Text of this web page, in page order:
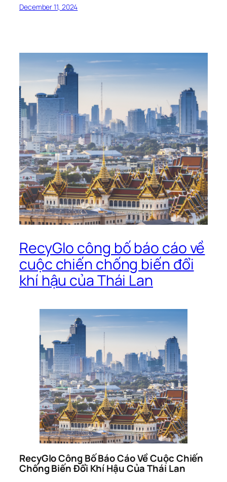
December 11, 2024
RecyGlo công bố báo cáo về
cuộc chiến chống biến đổi
khí hậu của Thái Lan
RecyGlo Công Bố Báo Cáo Về Cuộc Chiến
Chống Biến Đổi Khí Hậu Của Thái Lan